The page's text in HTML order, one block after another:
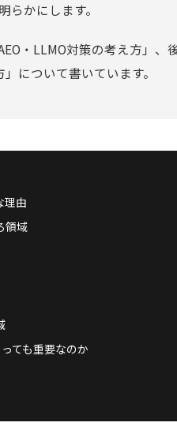
らかにします。
・LLMO対策の考え方」、
について書いています。
理由
領域
ても重要なのか